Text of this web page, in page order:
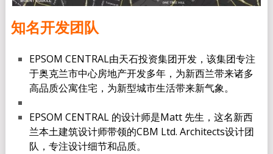
知名开发团队
EPSOM CENTRAL由天石投资集团开发，该集团专注
于奥克兰市中心房地产开发多年，为新西兰带来诸多
高品质公寓住宅，为新型城市生活带来新气象。
EPSOM CENTRAL 的设计师是Matt 先生，这名新西
兰本土建筑设计师带领的CBM Ltd. Architects设计团
队，专注设计细节和品质。